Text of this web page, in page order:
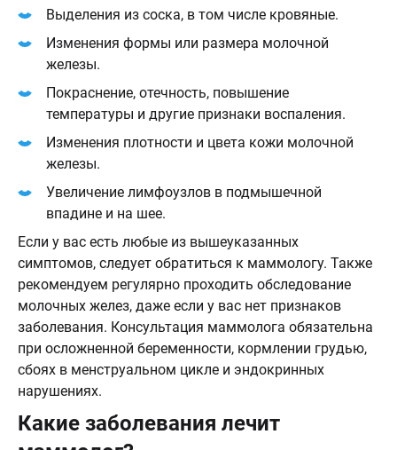
Выделения из соска, в том числе кровяные.
Изменения формы или размера молочной
железы.
Покраснение, отечность, повышение
температуры и другие признаки воспаления.
Изменения плотности и цвета кожи молочной
железы.
Увеличение лимфоузлов в подмышечной
впадине и на шее.
Если у вас есть любые из вышеуказанных
симптомов, следует обратиться к маммологу. Также
рекомендуем регулярно проходить обследование
молочных желез, даже если у вас нет признаков
заболевания. Консультация маммолога обязательна
при осложненной беременности, кормлении грудью,
сбоях в менструальном цикле и эндокринных
нарушениях.
Какие заболевания лечит